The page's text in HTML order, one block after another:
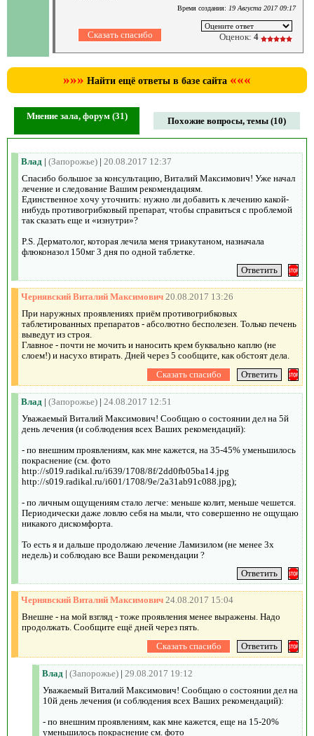
Время создания: 19 Августа 2017 09:17
Оценок: 4
»»» Найти ещё ответы в базе сайта «««
Мнение зала, форум (31) Похожие вопросы, темы (10)
Влад | (Запорожье) | 20.08.2017 12:37
Спасибо большое за консультацию, Виталий Максимович! Уже начал
лечение и следование Вашим рекомендациям.
Единственное хочу уточнить: нужно ли добавить к лечению какой-
нибудь противогрибковый препарат, чтобы справиться с проблемой
так сказать еще и «изнутри»?
P.S. Дерматолог, которая лечила меня триакутаном, назначала
флюконазол 150мг 3 дня по одной таблетке.
Чернявский Виталий Максимович 20.08.2017 13:26
При наружных проявлениях приём противогрибковых
таблетированных препаратов - абсолютно бесполезен. Только печень
выведут из строя.
Главное - почти не мочить и наносить крем буквально каплю (не
слоем!) и насухо втирать. Дней через 5 сообщите, как обстоят дела.
Влад | (Запорожье) | 24.08.2017 12:51
Уважаемый Виталий Максимович! Сообщаю о состоянии дел на 5й
день лечения (и соблюдения всех Ваших рекомендаций):
- по внешним проявлениям, как мне кажется, на 35-45% уменьшилось
покраснение (см. фото
http://s019.radikal.ru/i639/1708/8f/2dd0fb05ba14.jpg
http://s019.radikal.ru/i601/1708/9e/2a31ab91c088.jpg);
- по личным ощущениям стало легче: меньше колит, меньше чешется.
Периодически даже ловлю себя на мыли, что совершенно не ощущаю
никакого дискомфорта.
То есть я и дальше продолжаю лечение Ламизилом (не менее 3х
недель) и соблюдаю все Ваши рекомендации ?
Чернявский Виталий Максимович 24.08.2017 15:04
Внешне - на мой взгляд - тоже проявления менее выражены. Надо
продолжать. Сообщите ещё дней через пять.
Влад | (Запорожье) | 29.08.2017 19:12
Уважаемый Виталий Максимович! Сообщаю о состоянии дел на
10й день лечения (и соблюдения всех Ваших рекомендаций):
- по внешним проявлениям, как мне кажется, еще на 15-20%
уменьшилось покраснение см. фото